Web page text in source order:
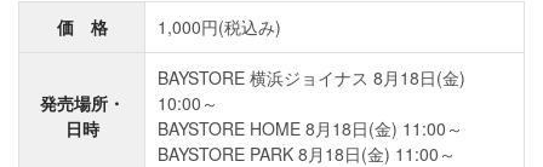
価 格 1,000円(税込み)
発売場所・
日時
BAYSTORE 横浜ジョイナス 8月18日(金)
10:00～
BAYSTORE HOME 8月18日(金) 11:00～
BAYSTORE PARK 8月18日(金) 11:00～